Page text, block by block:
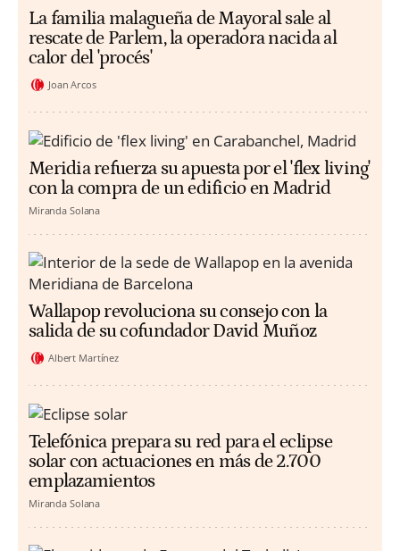
La familia malagueña de Mayoral sale al
rescate de Parlem, la operadora nacida al
calor del 'procés'
Joan Arcos
Meridia refuerza su apuesta por el 'flex living'
con la compra de un edificio en Madrid
Miranda Solana
Wallapop revoluciona su consejo con la
salida de su cofundador David Muñoz
Albert Martínez
Telefónica prepara su red para el eclipse
solar con actuaciones en más de 2.700
emplazamientos
Miranda Solana